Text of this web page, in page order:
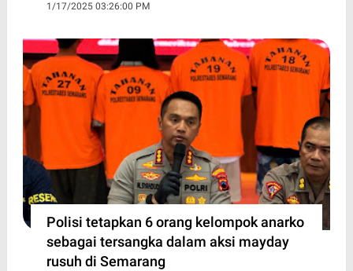
1/17/2025 03:26:00 PM
Polisi tetapkan 6 orang kelompok anarko
sebagai tersangka dalam aksi mayday
rusuh di Semarang